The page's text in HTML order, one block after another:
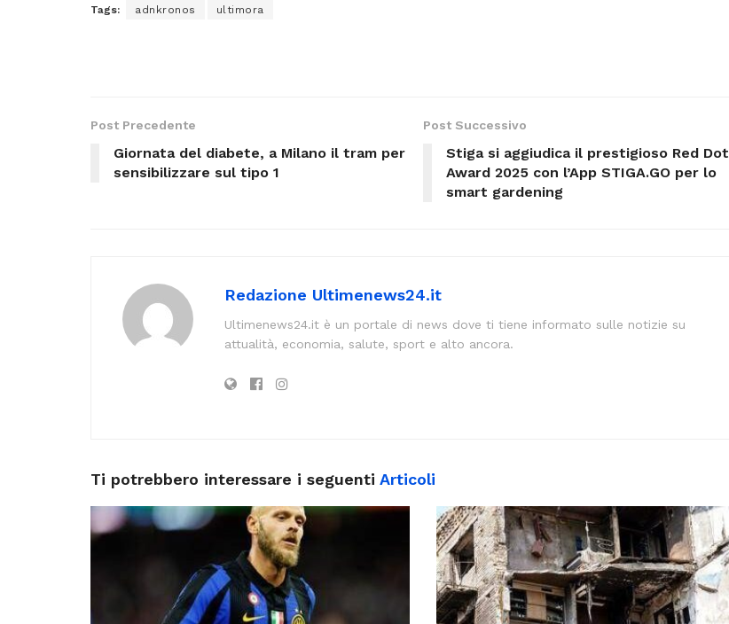
Tags: adnkronos ultimora
Post Precedente
Giornata del diabete, a Milano il tram per
sensibilizzare sul tipo 1
Post Successivo
Stiga si aggiudica il prestigioso Red Dot
Award 2025 con l’App STIGA.GO per lo
smart gardening
Redazione Ultimenews24.it
Ultimenews24.it è un portale di news dove ti tiene informato sulle notizie su
attualità, economia, salute, sport e alto ancora.
Ti potrebbero interessare i seguenti Articoli